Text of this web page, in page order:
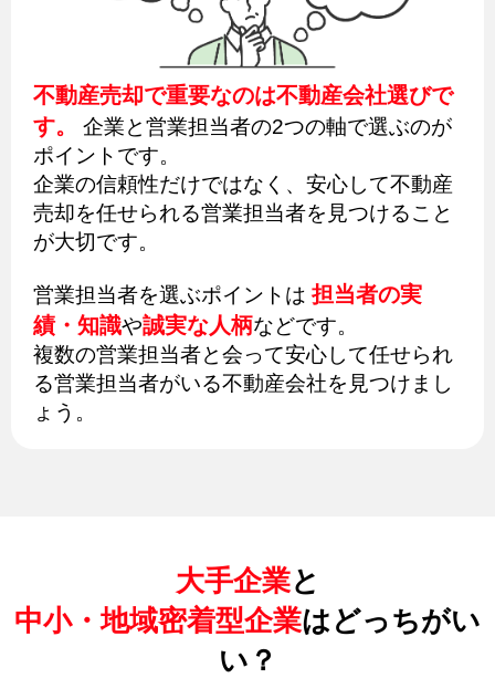
不動産売却で重要なのは不動産会社選びで
す。
企業と営業担当者の2つの軸で選ぶのが
ポイントです。
企業の信頼性だけではなく、安心して不動産
売却を任せられる営業担当者を見つけること
が大切です。
営業担当者を選ぶポイントは 担当者の実
績・知識や誠実な人柄などです。
複数の営業担当者と会って安心して任せられ
る営業担当者がいる不動産会社を見つけまし
ょう。
大手企業と
中小・地域密着型企業はどっちがい
い？